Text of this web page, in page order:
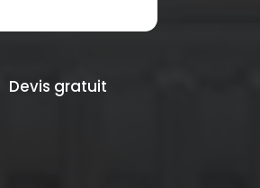
Devis gratuit